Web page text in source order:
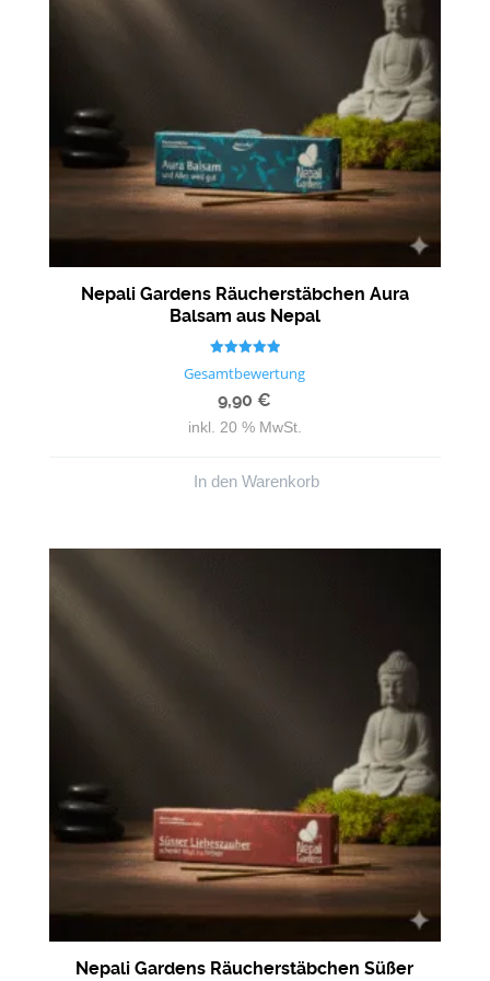
Nepali Gardens Räucherstäbchen Aura
Balsam aus Nepal
Bewertet mit
5.00
von 5
Gesamtbewertung
9,90€
inkl. 20 % MwSt.
In den Warenkorb
Nepali Gardens Räucherstäbchen Süßer